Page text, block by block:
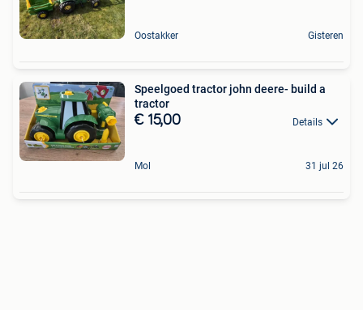
Oostakker Gisteren
Speelgoed tractor john deere- build a
tractor
€ 15,00 Details
Mol 31 jul 26